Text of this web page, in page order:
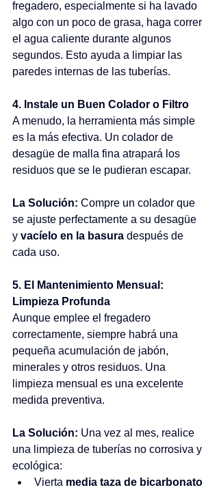
fregadero, especialmente si ha lavado
algo con un poco de grasa, haga correr
el agua caliente durante algunos
segundos. Esto ayuda a limpiar las
paredes internas de las tuberías.
4. Instale un Buen Colador o Filtro ️
A menudo, la herramienta más simple
es la más efectiva. Un colador de
desagüe de malla fina atrapará los
residuos que se le pudieran escapar.
La Solución: Compre un colador que
se ajuste perfectamente a su desagüe
y vacíelo en la basura después de
cada uso.
5. El Mantenimiento Mensual:
Limpieza Profunda
Aunque emplee el fregadero
correctamente, siempre habrá una
pequeña acumulación de jabón,
minerales y otros residuos. Una
limpieza mensual es una excelente
medida preventiva.
La Solución: Una vez al mes, realice
una limpieza de tuberías no corrosiva y
ecológica:
Vierta media taza de bicarbonato